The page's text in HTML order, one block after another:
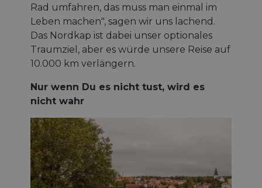
Rad umfahren, das muss man einmal im
Leben machen", sagen wir uns lachend.
Das Nordkap ist dabei unser optionales
Traumziel, aber es würde unsere Reise auf
10.000 km verlängern.
Nur wenn Du es nicht tust, wird es
nicht wahr